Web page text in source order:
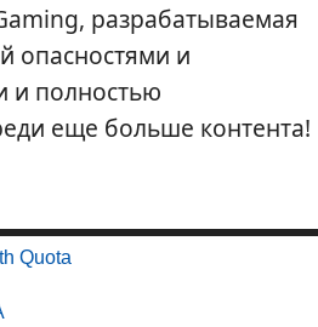
разрабатываемая
опасностями и
и полностью
еще больше контента!
Quota